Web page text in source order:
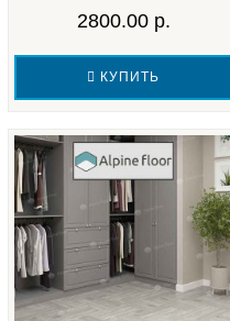
2800.00 р.
КУПИТЬ